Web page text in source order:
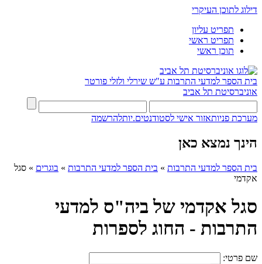
דילוג לתוכן העיקרי
תפריט עליון
תפריט ראשי
תוכן ראשי
בית הספר למדעי התרבות ע"ש שירלי ולזלי פורטר
אוניברסיטת תל אביב
מערכת פניותאזור אישי לסטודנטים.יותלהרשמה
הינך נמצא כאן
בית הספר למדעי התרבות » בית הספר למדעי התרבות » בוגרים » סגל
אקדמי
סגל אקדמי של ביה"ס למדעי
התרבות - החוג לספרות
שם פרטי: